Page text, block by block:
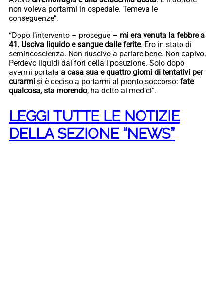
non voleva portarmi in ospedale. Temeva le
conseguenze”.
“Dopo l’intervento – prosegue – mi era venuta la febbre a
41. Usciva liquido e sangue dalle ferite. Ero in stato di
semincoscienza. Non riuscivo a parlare bene. Non capivo.
Perdevo liquidi dai fori della liposuzione. Solo dopo
avermi portata a casa sua e quattro giorni di tentativi per
curarmi si è deciso a portarmi al pronto soccorso: fate
qualcosa, sta morendo, ha detto ai medici”.
LEGGI TUTTE LE NOTIZIE
DELLA SEZIONE “NEWS”